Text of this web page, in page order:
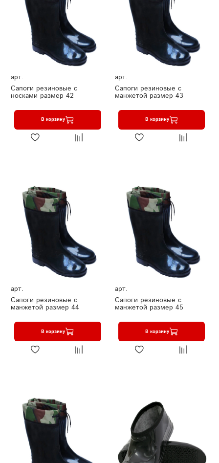
арт.
Сапоги резиновые с
носками размер 42
В корзину
арт.
Сапоги резиновые с
манжетой размер 43
В корзину
арт.
Сапоги резиновые с
манжетой размер 44
В корзину
арт.
Сапоги резиновые с
манжетой размер 45
В корзину